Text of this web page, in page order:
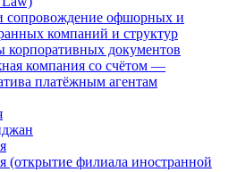
сопровождение офшорных и
компаний и структур
корпоративных документов
компания со счётом —
платёжным агентам
(открытие филиала иностранной